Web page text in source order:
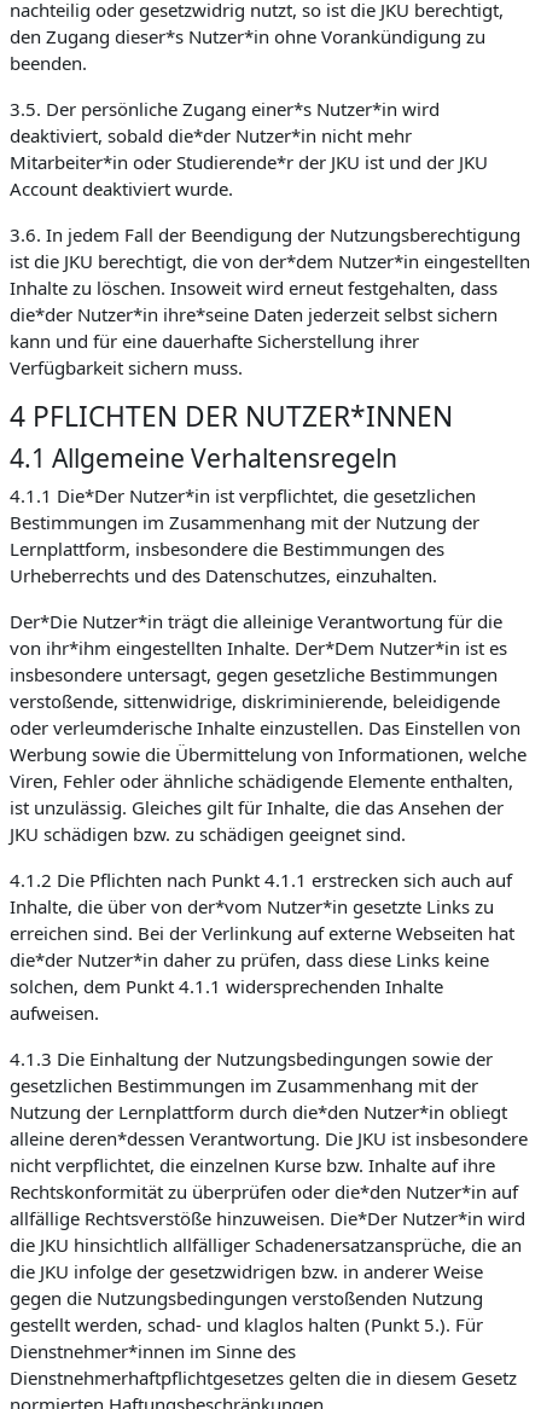
nachteilig oder gesetzwidrig nutzt, so ist die JKU berechtigt,
den Zugang dieser*s Nutzer*in ohne Vorankündigung zu
beenden.
3.5. Der persönliche Zugang einer*s Nutzer*in wird
deaktiviert, sobald die*der Nutzer*in nicht mehr
Mitarbeiter*in oder Studierende*r der JKU ist und der JKU
Account deaktiviert wurde.
3.6. In jedem Fall der Beendigung der Nutzungsberechtigung
ist die JKU berechtigt, die von der*dem Nutzer*in eingestellten
Inhalte zu löschen. Insoweit wird erneut festgehalten, dass
die*der Nutzer*in ihre*seine Daten jederzeit selbst sichern
kann und für eine dauerhafte Sicherstellung ihrer
Verfügbarkeit sichern muss.
4 PFLICHTEN DER NUTZER*INNEN
4.1 Allgemeine Verhaltensregeln
4.1.1 Die*Der Nutzer*in ist verpflichtet, die gesetzlichen
Bestimmungen im Zusammenhang mit der Nutzung der
Lernplattform, insbesondere die Bestimmungen des
Urheberrechts und des Datenschutzes, einzuhalten.
Der*Die Nutzer*in trägt die alleinige Verantwortung für die
von ihr*ihm eingestellten Inhalte. Der*Dem Nutzer*in ist es
insbesondere untersagt, gegen gesetzliche Bestimmungen
verstoßende, sittenwidrige, diskriminierende, beleidigende
oder verleumderische Inhalte einzustellen. Das Einstellen von
Werbung sowie die Übermittelung von Informationen, welche
Viren, Fehler oder ähnliche schädigende Elemente enthalten,
ist unzulässig. Gleiches gilt für Inhalte, die das Ansehen der
JKU schädigen bzw. zu schädigen geeignet sind.
4.1.2 Die Pflichten nach Punkt 4.1.1 erstrecken sich auch auf
Inhalte, die über von der*vom Nutzer*in gesetzte Links zu
erreichen sind. Bei der Verlinkung auf externe Webseiten hat
die*der Nutzer*in daher zu prüfen, dass diese Links keine
solchen, dem Punkt 4.1.1 widersprechenden Inhalte
aufweisen.
4.1.3 Die Einhaltung der Nutzungsbedingungen sowie der
gesetzlichen Bestimmungen im Zusammenhang mit der
Nutzung der Lernplattform durch die*den Nutzer*in obliegt
alleine deren*dessen Verantwortung. Die JKU ist insbesondere
nicht verpflichtet, die einzelnen Kurse bzw. Inhalte auf ihre
Rechtskonformität zu überprüfen oder die*den Nutzer*in auf
allfällige Rechtsverstöße hinzuweisen. Die*Der Nutzer*in wird
die JKU hinsichtlich allfälliger Schadenersatzansprüche, die an
die JKU infolge der gesetzwidrigen bzw. in anderer Weise
gegen die Nutzungsbedingungen verstoßenden Nutzung
gestellt werden, schad- und klaglos halten (Punkt 5.). Für
Dienstnehmer*innen im Sinne des
Dienstnehmerhaftpflichtgesetzes gelten die in diesem Gesetz
normierten Haftungsbeschränkungen.